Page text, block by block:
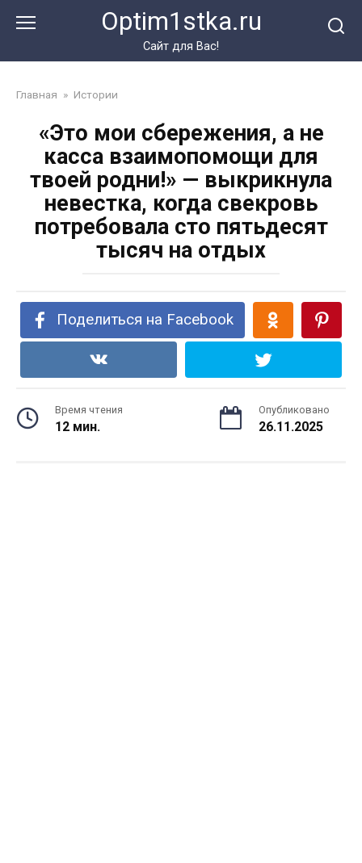
Optim1stka.ru
Сайт для Вас!
Главная » Истории
«Это мои сбережения, а не
касса взаимопомощи для
твоей родни!» — выкрикнула
невестка, когда свекровь
потребовала сто пятьдесят
тысяч на отдых
Поделиться на Facebook
Время чтения
12 мин.
Опубликовано
26.11.2025